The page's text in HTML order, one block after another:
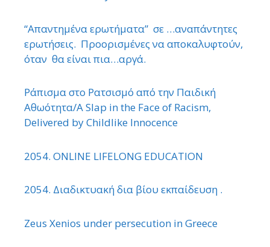
“Απαντημένα ερωτήματα” σε …αναπάντητες
ερωτήσεις. Προορισμένες να αποκαλυφτούν,
όταν θα είναι πια…αργά.
Ράπισμα στο Ρατσισμό από την Παιδική
Αθωότητα/A Slap in the Face of Racism,
Delivered by Childlike Innocence
2054. ONLINE LIFELONG EDUCATION
2054. Διαδικτυακή δια βίου εκπαίδευση .
Zeus Xenios under persecution in Greece